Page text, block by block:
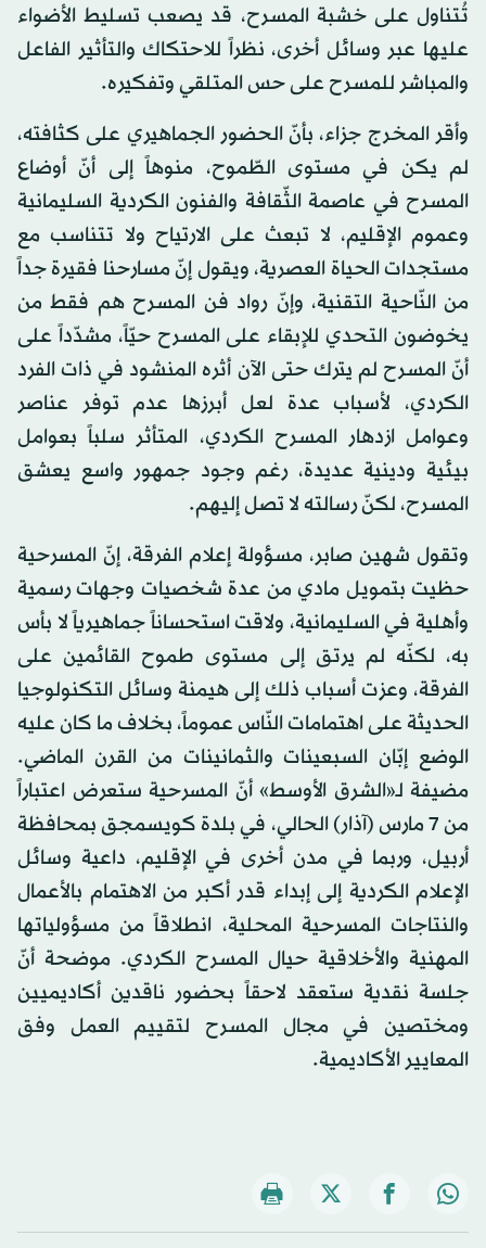
تُتناول على خشبة المسرح، قد يصعب تسليط الأضواء
عليها عبر وسائل أخرى، نظراً للاحتكاك والتأثير الفاعل
والمباشر للمسرح على حس المتلقي وتفكيره.
وأقر المخرج جزاء، بأنّ الحضور الجماهيري على كثافته،
لم يكن في مستوى الطّموح، منوهاً إلى أنّ أوضاع
المسرح في عاصمة الثّقافة والفنون الكردية السليمانية
وعموم الإقليم، لا تبعث على الارتياح ولا تتناسب مع
مستجدات الحياة العصرية، ويقول إنّ مسارحنا فقيرة جداً
من النّاحية التقنية، وإنّ رواد فن المسرح هم فقط من
يخوضون التحدي للإبقاء على المسرح حيّاً، مشدّداً على
أنّ المسرح لم يترك حتى الآن أثره المنشود في ذات الفرد
الكردي، لأسباب عدة لعل أبرزها عدم توفر عناصر
وعوامل ازدهار المسرح الكردي، المتأثر سلباً بعوامل
بيئية ودينية عديدة، رغم وجود جمهور واسع يعشق
المسرح، لكنّ رسالته لا تصل إليهم.
وتقول شهين صابر، مسؤولة إعلام الفرقة، إنّ المسرحية
حظيت بتمويل مادي من عدة شخصيات وجهات رسمية
وأهلية في السليمانية، ولاقت استحساناً جماهيرياً لا بأس
به، لكنّه لم يرتق إلى مستوى طموح القائمين على
الفرقة، وعزت أسباب ذلك إلى هيمنة وسائل التكنولوجيا
الحديثة على اهتمامات النّاس عموماً، بخلاف ما كان عليه
الوضع إبّان السبعينات والثمانينات من القرن الماضي.
مضيفة لـ«الشرق الأوسط» أنّ المسرحية ستعرض اعتباراً
من 7 مارس (آذار) الحالي، في بلدة كويسمجق بمحافظة
أربيل، وربما في مدن أخرى في الإقليم، داعية وسائل
الإعلام الكردية إلى إبداء قدر أكبر من الاهتمام بالأعمال
والنتاجات المسرحية المحلية، انطلاقاً من مسؤولياتها
المهنية والأخلاقية حيال المسرح الكردي. موضحة أنّ
جلسة نقدية ستعقد لاحقاً بحضور ناقدين أكاديميين
ومختصين في مجال المسرح لتقييم العمل وفق
المعايير الأكاديمية.